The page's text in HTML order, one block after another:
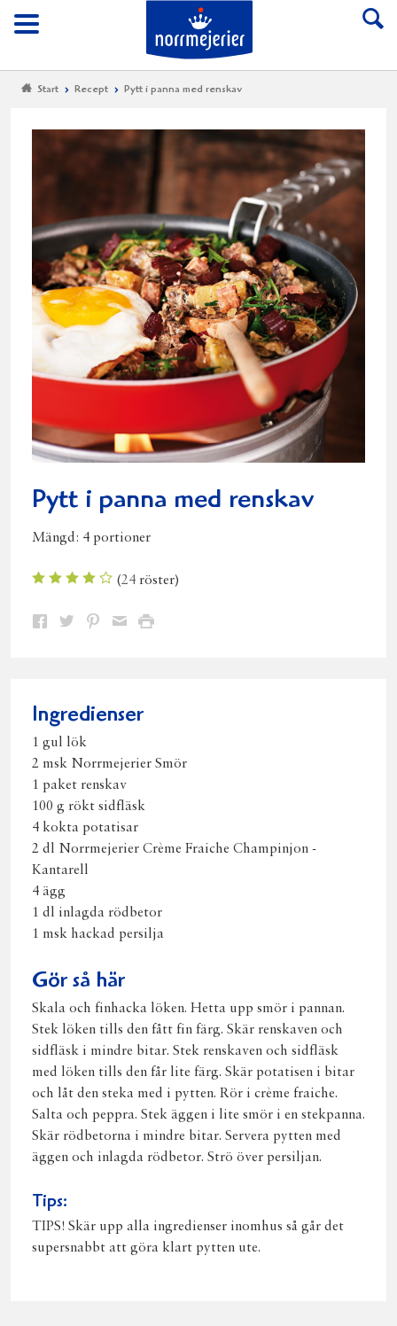
Meny
Till Norrmejerier
Start Recept Pytt i panna med renskav
Pytt i panna med renskav
Mängd: 4 portioner
(24 röster)
Dela Dela Dela DelaSkriv
Ingredienser
1 gul lök
2 msk Norrmejerier Smör
1 paket renskav
100 g rökt sidfläsk
4 kokta potatisar
2 dl Norrmejerier Crème Fraiche Champinjon -
Kantarell
4 ägg
1 dl inlagda rödbetor
1 msk hackad persilja
Gör så här
Skala och finhacka löken. Hetta upp smör i pannan.
Stek löken tills den fått fin färg. Skär renskaven och
sidfläsk i mindre bitar. Stek renskaven och sidfläsk
med löken tills den får lite färg. Skär potatisen i bitar
och låt den steka med i pytten. Rör i crème fraiche.
Salta och peppra. Stek äggen i lite smör i en stekpanna.
Skär rödbetorna i mindre bitar. Servera pytten med
äggen och inlagda rödbetor. Strö över persiljan.
Tips:
TIPS! Skär upp alla ingredienser inomhus så går det
supersnabbt att göra klart pytten ute.